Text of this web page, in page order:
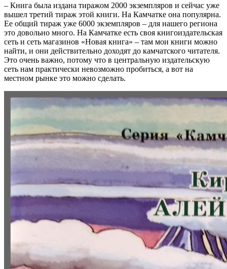
– Книга была издана тиражом 2000 экземпляров и сейчас уже
вышел третий тираж этой книги. На Камчатке она популярна.
Ее общий тираж уже 6000 экземпляров – для нашего региона
это довольно много. На Камчатке есть своя книгоиздательская
сеть и сеть магазинов «Новая книга» – там мои книги можно
найти, и они действительно доходят до камчатского читателя.
Это очень важно, потому что в центральную издательскую
сеть нам практически невозможно пробиться, а вот на
местном рынке это можно сделать.